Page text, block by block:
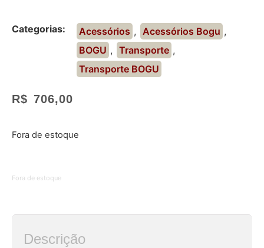
Categorias: Acessórios , Acessórios Bogu ,
BOGU , Transporte ,
Transporte BOGU
R$ 706,00
Fora de estoque
Fora de estoque
Descrição